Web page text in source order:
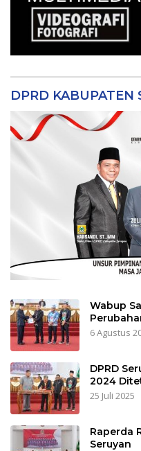
DPRD KABUPATEN
Wabup
6 Agustus
DPRD
2024
25 Juli 2025
Raperda
Seruyan